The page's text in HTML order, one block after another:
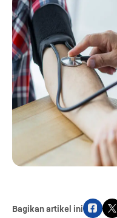
Bagikan artikel ini